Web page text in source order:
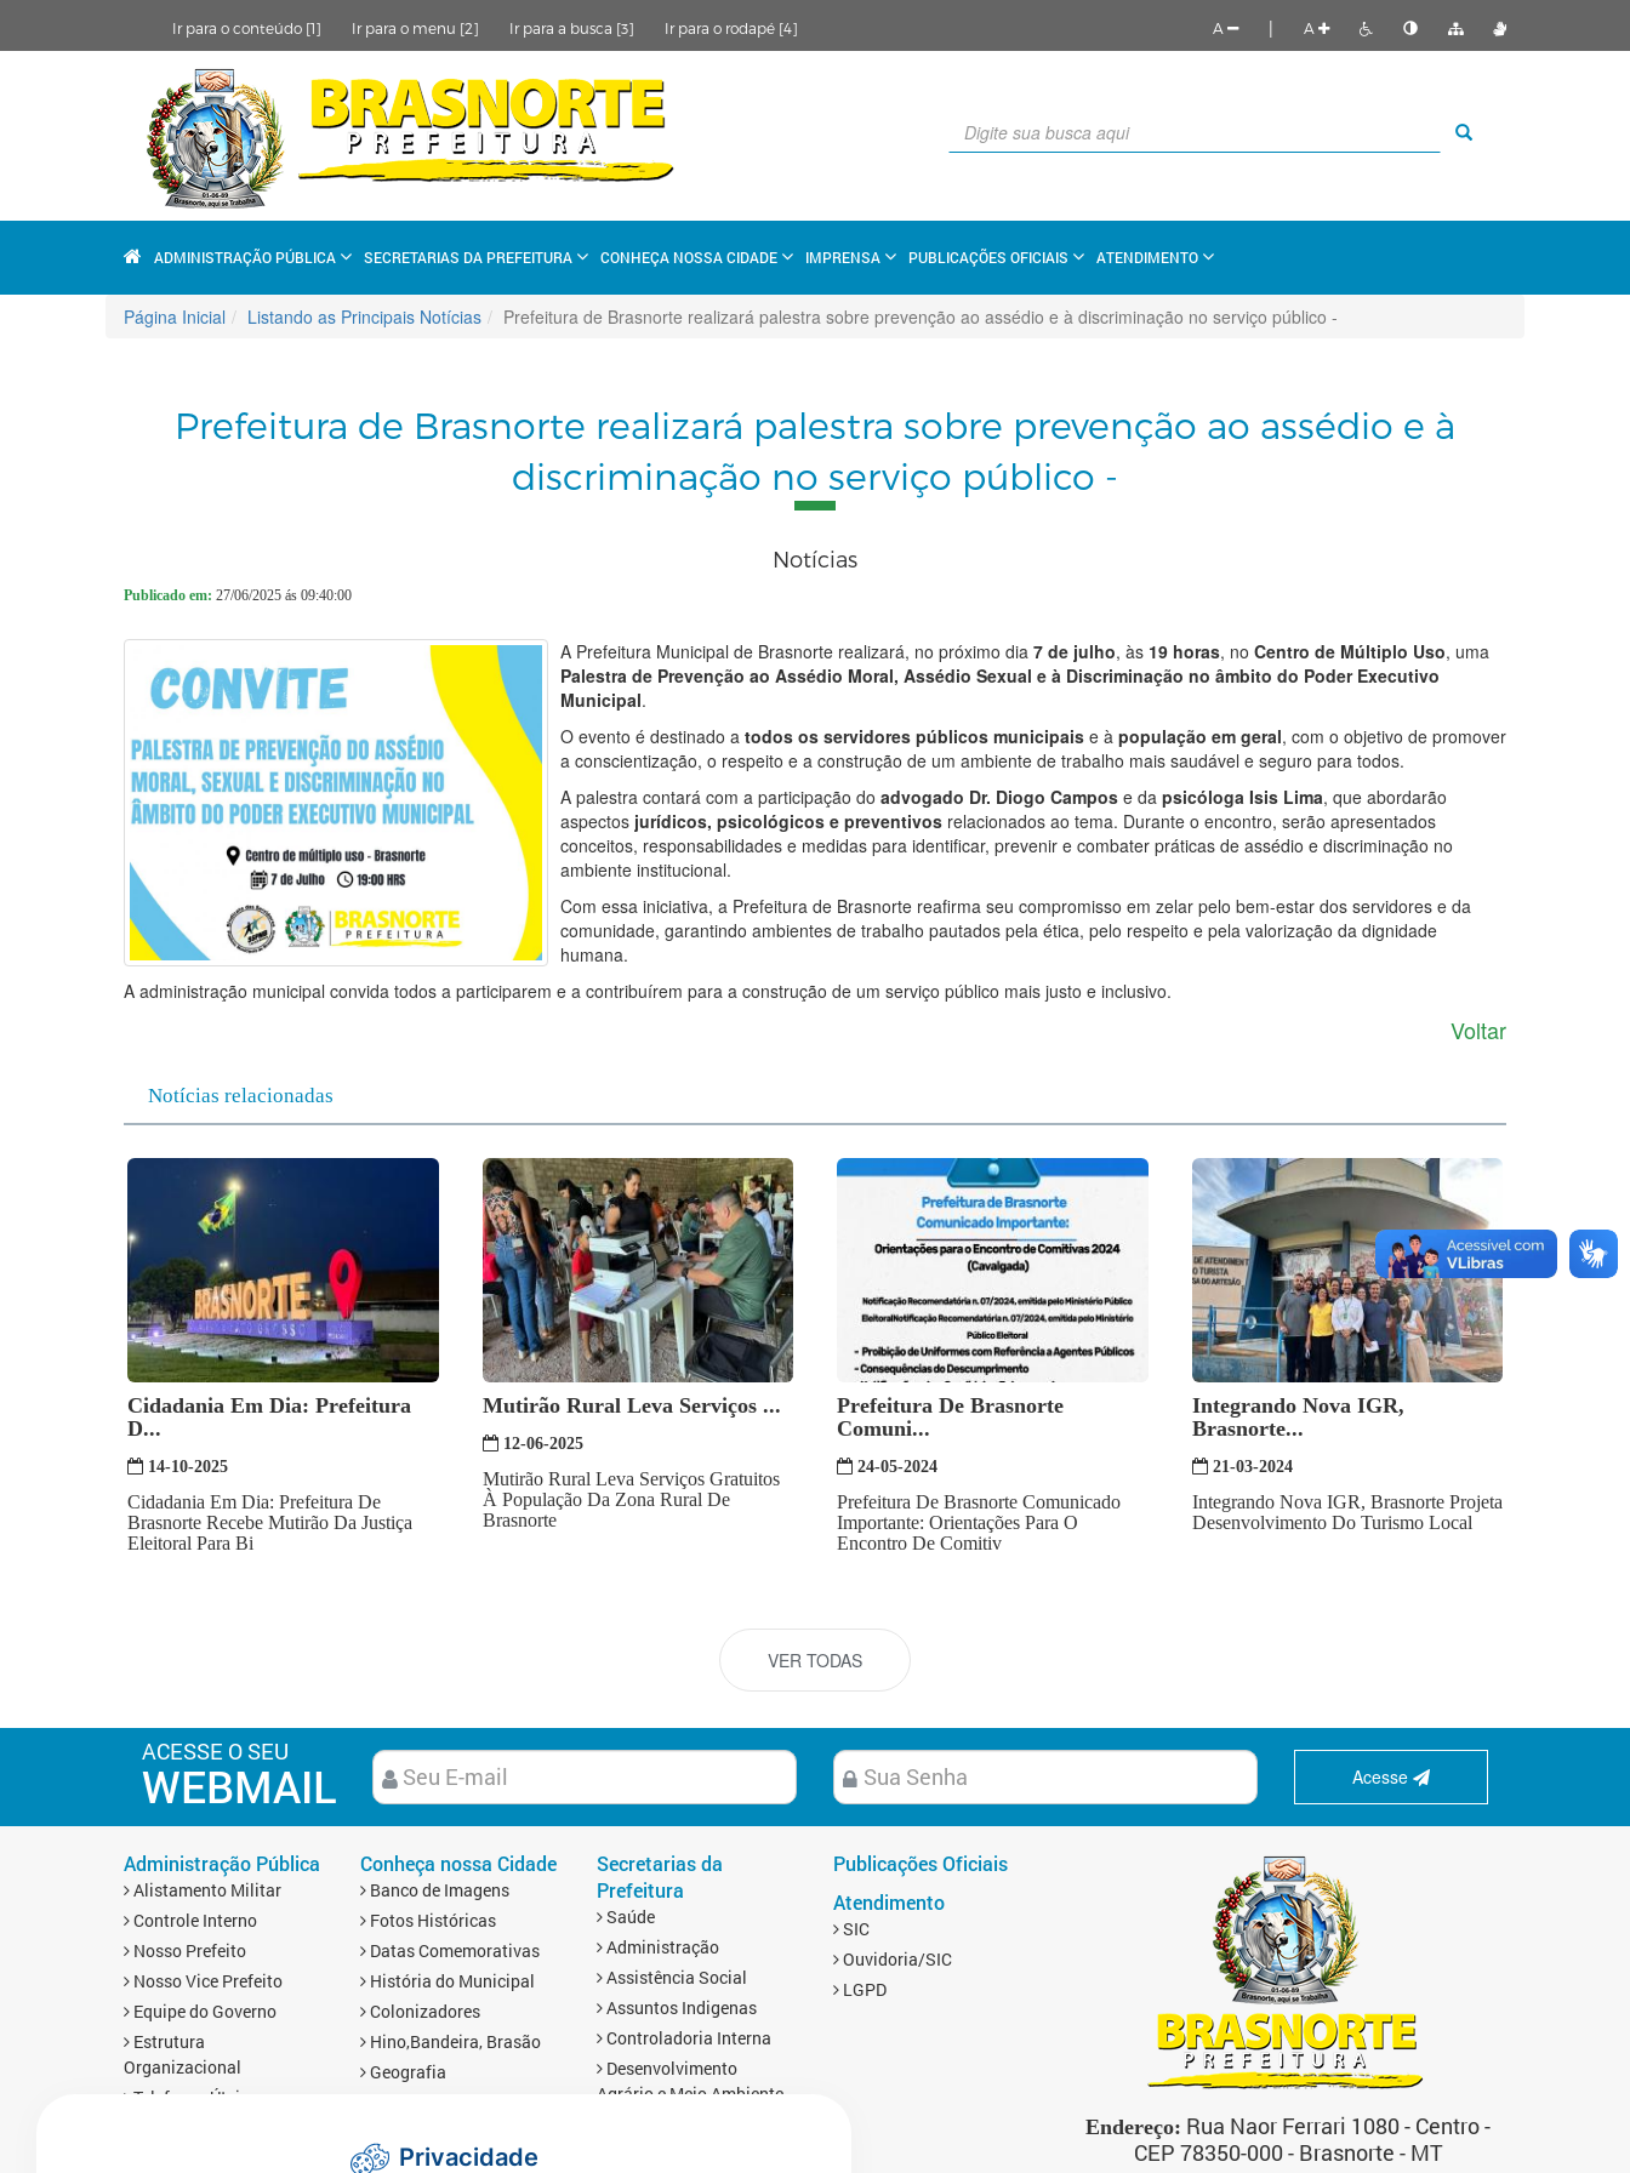
Ir para o conteúdo [1] Ir para o menu [2] Ir para a busca [3] Ir para o rodapé [4] A | A
ADMINISTRAÇÃO PÚBLICA SECRETARIAS DA PREFEITURA CONHEÇA NOSSA CIDADE IMPRENSA PUBLICAÇÕES OFICIAIS ATENDIMENTO
Página Inicial Listando as Principais Notícias Prefeitura de Brasnorte realizará palestra sobre prevenção ao assédio e à discriminação no serviço público -
Prefeitura de Brasnorte realizará palestra sobre prevenção ao assédio e à
discriminação no serviço público -
Notícias
Publicado em: 27/06/2025 ás 09:40:00
A Prefeitura Municipal de Brasnorte realizará, no próximo dia 7 de julho, às 19 horas, no Centro de Múltiplo Uso, uma
Palestra de Prevenção ao Assédio Moral, Assédio Sexual e à Discriminação no âmbito do Poder Executivo
Municipal.
O evento é destinado a todos os servidores públicos municipais e à população em geral, com o objetivo de promover
a conscientização, o respeito e a construção de um ambiente de trabalho mais saudável e seguro para todos.
A palestra contará com a participação do advogado Dr. Diogo Campos e da psicóloga Isis Lima, que abordarão
aspectos jurídicos, psicológicos e preventivos relacionados ao tema. Durante o encontro, serão apresentados
conceitos, responsabilidades e medidas para identificar, prevenir e combater práticas de assédio e discriminação no
ambiente institucional.
Com essa iniciativa, a Prefeitura de Brasnorte reafirma seu compromisso em zelar pelo bem-estar dos servidores e da
comunidade, garantindo ambientes de trabalho pautados pela ética, pelo respeito e pela valorização da dignidade
humana.
A administração municipal convida todos a participarem e a contribuírem para a construção de um serviço público mais justo e inclusivo.
Voltar
Notícias relacionadas
Cidadania Em Dia: Prefeitura
D...
14-10-2025
Cidadania Em Dia: Prefeitura De
Brasnorte Recebe Mutirão Da Justiça
Eleitoral Para Bi
Mutirão Rural Leva Serviços ...
12-06-2025
Mutirão Rural Leva Serviços Gratuitos
À População Da Zona Rural De
Brasnorte
Prefeitura De Brasnorte
Comuni...
24-05-2024
Prefeitura De Brasnorte Comunicado
Importante: Orientações Para O
Encontro De Comitiv
Integrando Nova IGR,
Brasnorte...
21-03-2024
Integrando Nova IGR, Brasnorte Projeta
Desenvolvimento Do Turismo Local
VER TODAS
ACESSE O SEU
WEBMAIL Acesse
Administração Pública
Alistamento Militar
Controle Interno
Nosso Prefeito
Nosso Vice Prefeito
Equipe do Governo
Estrutura
Organizacional
Telefones Úteis
Conheça nossa Cidade
Banco de Imagens
Fotos Históricas
Datas Comemorativas
História do Municipal
Colonizadores
Hino,Bandeira, Brasão
Geografia
Redes Sociais
Secretarias da
Prefeitura
Saúde
Administração
Assistência Social
Assuntos Indigenas
Controladoria Interna
Desenvolvimento
Agrário e Meio Ambiente
Publicações Oficiais
Atendimento
SIC
Ouvidoria/SIC
LGPD
Endereço: Rua Naor Ferrari 1080 - Centro -
CEP 78350-000 - Brasnorte - MT
Privacidade